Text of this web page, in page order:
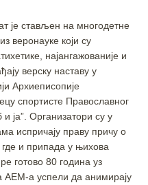
је стављен на многодетне
веронауке који су
најангажованије и
верску наставу у
Архиеписопије
спортисте Православног
ја”. Организатори су у
испричају праву причу о
и припада у њихова
готово 80 година уз
АЕМ-а успели да анимирају